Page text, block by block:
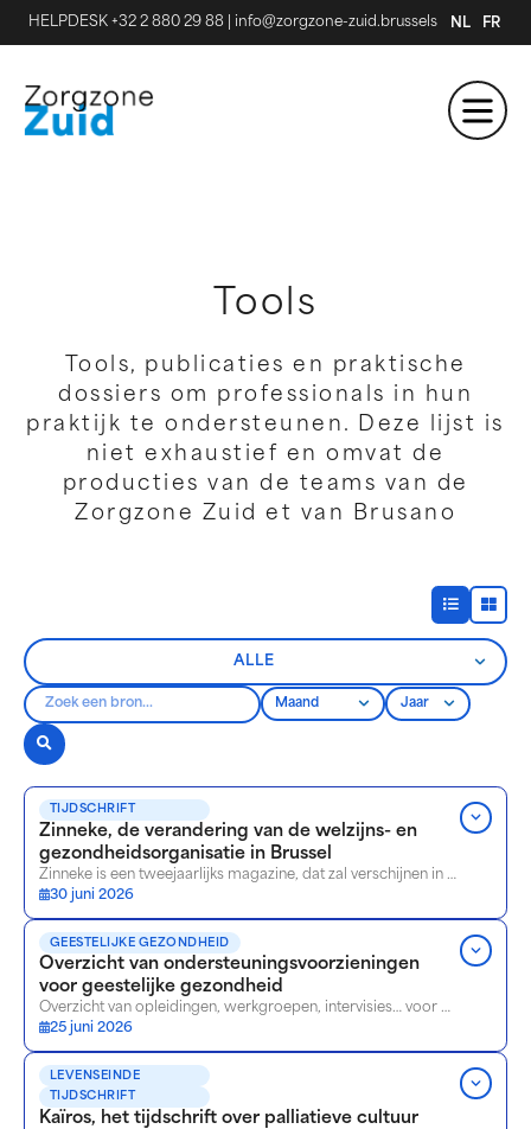
HELPDESK +32 2 880 29 88 info@zorgzone-zuid.brussels NL FR
Tools
Tools, publicaties en praktische
dossiers om professionals in hun
praktijk te ondersteunen. Deze lijst is
niet exhaustief en omvat de
producties van de teams van de
Zorgzone Zuid et van Brusano
TIJDSCHRIFT
Zinneke, de verandering van de welzijns- en
gezondheidsorganisatie in Brussel
Zinneke is een tweejaarlijks magazine, dat zal verschijnen in het voorjaar en het najaar, van ongeveer zestig pagina’s, gratis, tweetalig, volledig gewijd aan de transformatie van de welzijns- en gezondheidssector in Brussel.
30 juni 2026
GEESTELIJKE GEZONDHEID
Overzicht van ondersteuningsvoorzieningen
voor geestelijke gezondheid
Overzicht van opleidingen, werkgroepen, intervisies… voor Brusselse zorg- en welzijnsprofessionals
25 juni 2026
LEVENSEINDE
TIJDSCHRIFT
Kaïros, het tijdschrift over palliatieve cultuur